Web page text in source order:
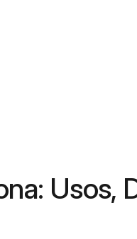
Usos,